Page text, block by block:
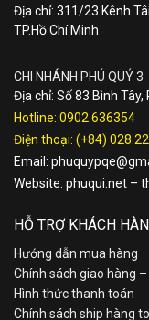
Địa chỉ: 311/23 Kênh
TP.Hồ Chí Minh
CHI NHÁNH PHÚ QUÝ 3
Địa chỉ: Số 83 Bình Tây,
Hotline: 0902.636354
Điện thoại: (+84)
Email:
Website: phuqui.net –
HỖ TRỢ KHÁCH
Hướng dẫn mua hàng
Chính sách giao hàng
Hình thức thanh toán
Chính sách ship hàng